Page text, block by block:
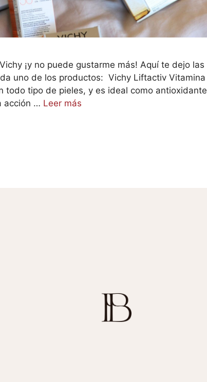
¡y no puede gustarme más! Aquí te dejo las
uno de los productos: Vichy Liftactiv Vitamina
todo tipo de pieles, y es ideal como antioxidante
acción … Leer más